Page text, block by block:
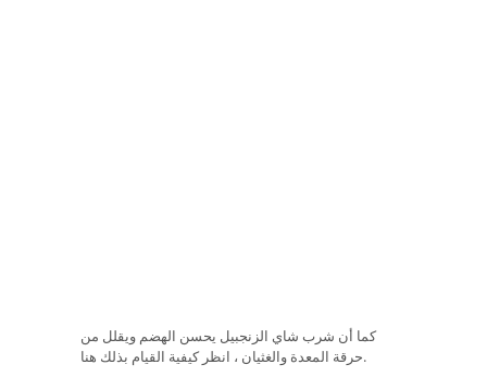
كما أن شرب شاي الزنجبيل يحسن الهضم ويقلل من
حرقة المعدة والغثيان ، انظر كيفية القيام بذلك هنا.